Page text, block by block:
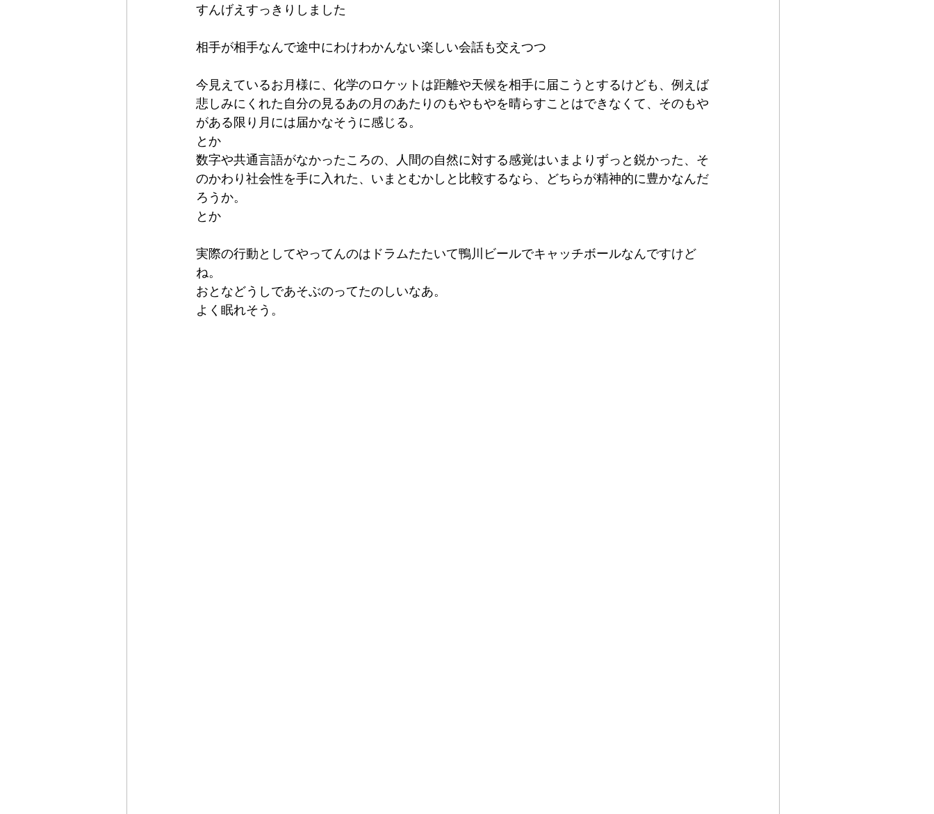
すんげえすっきりしました
相手が相手なんで途中にわけわかんない楽しい会話も交えつつ
今見えているお月様に、化学のロケットは距離や天候を相手に届こうとするけども、例えば
悲しみにくれた自分の見るあの月のあたりのもやもやを晴らすことはできなくて、そのもや
がある限り月には届かなそうに感じる。
とか
数字や共通言語がなかったころの、人間の自然に対する感覚はいまよりずっと鋭かった、そ
のかわり社会性を手に入れた、いまとむかしと比較するなら、どちらが精神的に豊かなんだ
ろうか。
とか
実際の行動としてやってんのはドラムたたいて鴨川ビールでキャッチボールなんですけど
ね。
おとなどうしであそぶのってたのしいなあ。
よく眠れそう。